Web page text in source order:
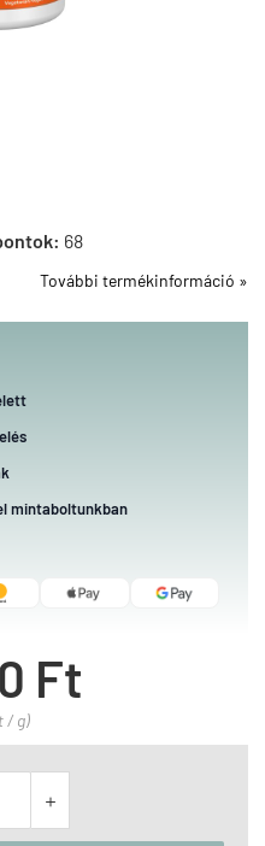
68
További termékinformáció »
mintaboltunkban
Ft
/ g)
